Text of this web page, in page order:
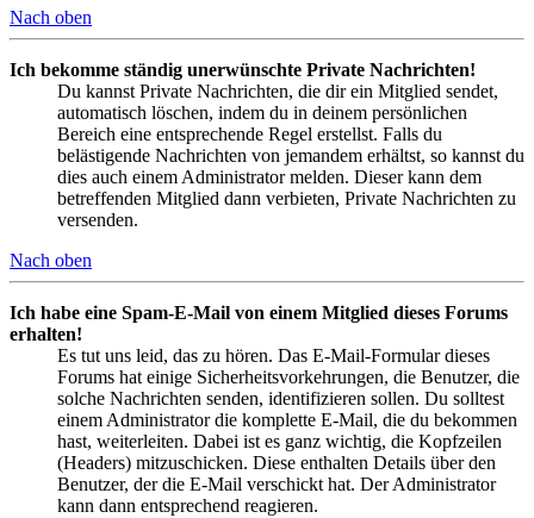
Nach oben
Ich bekomme ständig unerwünschte Private Nachrichten!
Du kannst Private Nachrichten, die dir ein Mitglied sendet,
automatisch löschen, indem du in deinem persönlichen
Bereich eine entsprechende Regel erstellst. Falls du
belästigende Nachrichten von jemandem erhältst, so kannst du
dies auch einem Administrator melden. Dieser kann dem
betreffenden Mitglied dann verbieten, Private Nachrichten zu
versenden.
Nach oben
Ich habe eine Spam-E-Mail von einem Mitglied dieses Forums
erhalten!
Es tut uns leid, das zu hören. Das E-Mail-Formular dieses
Forums hat einige Sicherheitsvorkehrungen, die Benutzer, die
solche Nachrichten senden, identifizieren sollen. Du solltest
einem Administrator die komplette E-Mail, die du bekommen
hast, weiterleiten. Dabei ist es ganz wichtig, die Kopfzeilen
(Headers) mitzuschicken. Diese enthalten Details über den
Benutzer, der die E-Mail verschickt hat. Der Administrator
kann dann entsprechend reagieren.